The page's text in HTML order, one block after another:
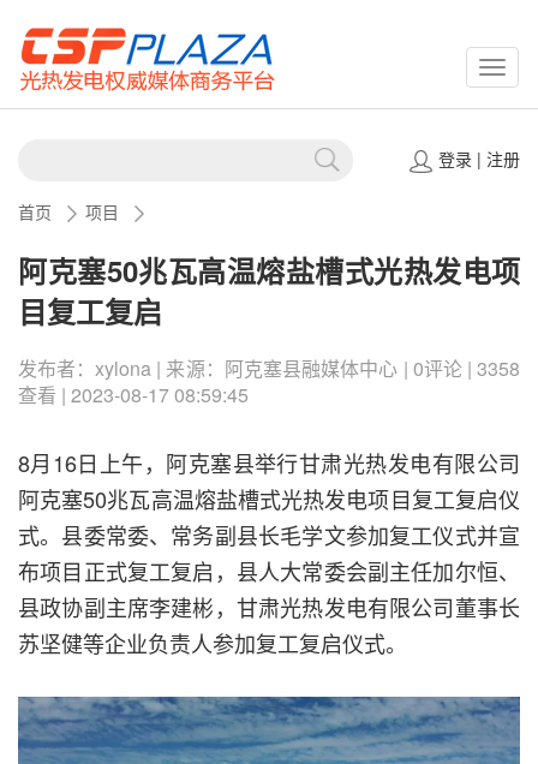
登录| 注册
首页 项目
阿克塞50兆瓦高温熔盐槽式光热发电项
目复工复启
发布者：xylona | 来源：阿克塞县融媒体中心 | 0评论 | 3358
查看 | 2023-08-17 08:59:45
8月16日上午，阿克塞县举行甘肃光热发电有限公司
阿克塞50兆瓦高温熔盐槽式光热发电项目复工复启仪
式。县委常委、常务副县长毛学文参加复工仪式并宣
布项目正式复工复启，县人大常委会副主任加尔恒、
县政协副主席李建彬，甘肃光热发电有限公司董事长
苏坚健等企业负责人参加复工复启仪式。